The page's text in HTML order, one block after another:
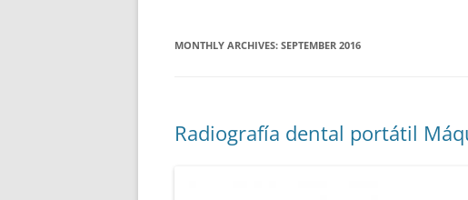
MONTHLY ARCHIVES: SEPTEMBER 2016
Radiografía dental portátil